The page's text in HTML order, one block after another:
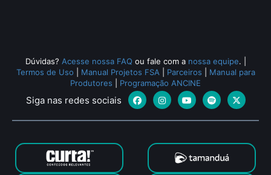
Dúvidas? Acesse nossa FAQ ou fale com a nossa equipe.
Termos de Uso
Manual Projetos FSA Parceiros
Manual para
Produtores
Programação ANCINE
Siga nas redes sociais